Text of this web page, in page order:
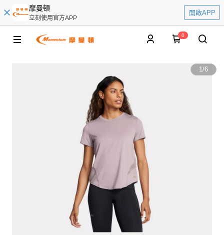
摩曼頓
立刻使用官方APP
開啟APP
0
1/6